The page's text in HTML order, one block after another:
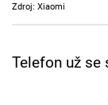
Přihlášení
Zdroj: Xiaomi
Telefon už